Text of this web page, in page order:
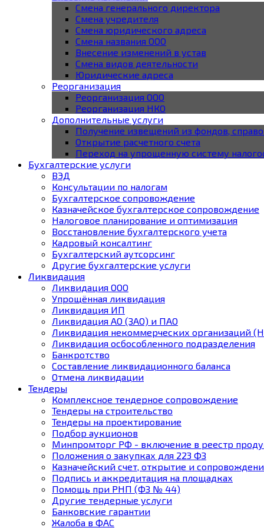
Смена генерального директора
Смена учредителя
Смена юридического адреса
Смена названия ООО
Внесение изменений в устав
Смена видов деятельности
Юридические адреса
Реорганизация
Реорганизация ООО
Реорганизация НКО
Дополнительные услуги
Получение извещений из фондов,
Открытие расчетного счета
Переход на упрощенную систему
Бухгалтерские услуги
ВЭД
Консультации по налогам
Бухгалтерское cопровождение
Казначейское бухгалтерское сопровождение
Налоговое планирование и оптимизация
Восстановление бухгалтерского учета
Кадровый консалтинг
Бухгалтерский аутсорсинг
Другие бухгалтерские услуги
Ликвидация
Ликвидация ООО
Упрощённая ликвидация
Ликвидация ИП
Ликвидация АО (ЗАО) и ПАО
Ликвидация некоммерческих организаций
Ликвидация осбособленного подразделения
Банкротство
Составление ликвидационного баланса
Отмена ликвидации
Тендеры
Комплексное тендерное сопровождение
Тендеры на строительство
Тендеры на проектирование
Подбор аукционов
Минпромторг РФ - включение в реестр
Положения о закупках для 223 ФЗ
Казначейский счет, открытие и
Подпись и аккредитация на площадках
Помощь при РНП (ФЗ № 44)
Другие тендерные услуги
Банковские гарантии
Жалоба в ФАС